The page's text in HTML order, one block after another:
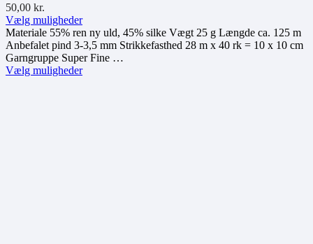
50,00 kr.
Vælg mulighederDette
vare
har
flere
varianter.
Materiale 55% ren ny uld, 45% silke Vægt 25 g Længde ca. 125 m
Anbefalet pind 3-3,5 mm Strikkefasthed 28 m x 40 rk = 10 x 10 cm
Garngruppe Super Fine …
Vælg mulighederDette